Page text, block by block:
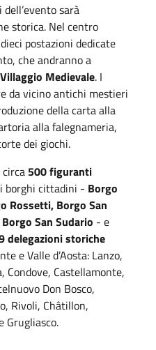
sarà
storica. Nel centro
postazioni dedicate
che andranno a
Villaggio Medievale. I
da vicino antichi mestieri
della carta alla
alla falegnameria,
dei giochi.
circa 500 figuranti
borghi cittadini - Borgo
Rossetti, Borgo San
San Sudario - e
delegazioni storiche
e Valle d’Aosta: Lanzo,
Condove, Castellamonte,
Don Bosco,
Rivoli, Châtillon,
Grugliasco.